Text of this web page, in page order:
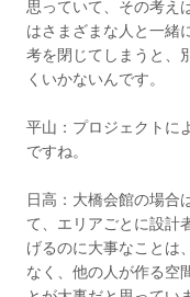
思っていて、その考え
はさまざまな人と一緒
考を閉じてしまうと、
くいかないんです。
平山：プロジェクトに
ですね。
日高：大橋会館の場合
て、エリアごとに設計
げるのに大事なことは
なく、他の人が作る空